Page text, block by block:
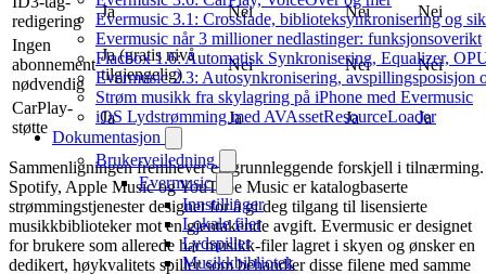
Evermusic 3.1: Crossfade, biblioteksynkronisering og
Evermusic når 3 millioner nedlastinger: funksjonsoverikt
Flacbox 1.6: Automatisk Synkronisering, Equalizer,
Evermusic 2.3: Autosynkronisering, avspillingsposisjon
Strøm musikk fra skylagring på iPhone med Evermusic
iOS Lydstrømming med AVAssetResourceLoader
Dokumentasjon
Brukerveiledning
Evermusic
Innstillinger
Lokale filer
Lydspiller
Musikkbibliotek
redigering
Ja Nei Nei
Nei
Ingen
abonnement
nødvendig
Ja (gratis nivå
tilgjengelig)
Nei Nei Nei
CarPlay-
støtte
Ja Ja Ja Ja
Sammenligningen fremhever en grunnleggende forskjell i tilnærming.
Spotify, Apple Music og YouTube Music er katalogbaserte
strømmingstjenester designet for å gi deg tilgang til lisensierte
musikkbiblioteker mot en gjentakende avgift. Evermusic er designet
for brukere som allerede har musikk-filer lagret i skyen og ønsker en
dedikert, høykvalitets spiller som behandler disse filene med samme